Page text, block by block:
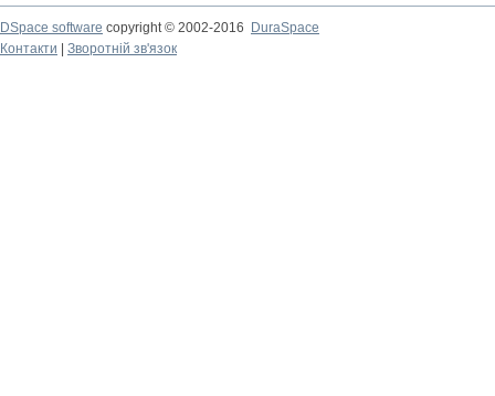
DSpace software copyright © 2002-2016
DuraSpace
Контакти
Зворотній зв'язок